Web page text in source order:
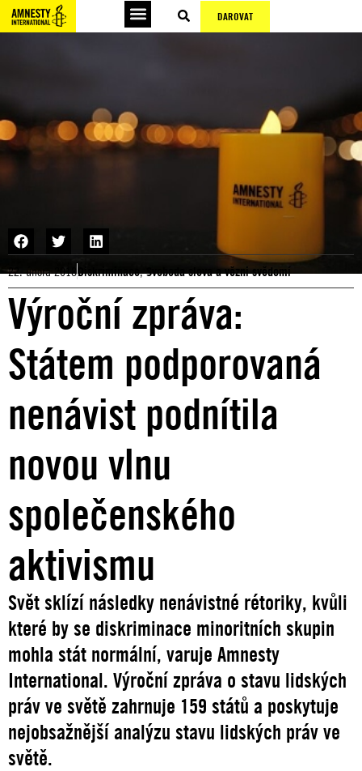
DAROVAT
22. února 2018Diskriminace,Svoboda slova a vězni svědomí
Výroční zpráva:
Státem podporovaná
nenávist podnítila
novou vlnu
společenského
aktivismu
Svět sklízí následky nenávistné rétoriky, kvůli
které by se diskriminace minoritních skupin
mohla stát normální, varuje Amnesty
International. Výroční zpráva o stavu lidských
práv ve světě zahrnuje 159 států a poskytuje
nejobsažnější analýzu stavu lidských práv ve
světě.